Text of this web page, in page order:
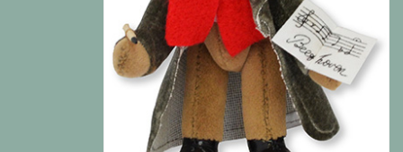
Stringlies
Alle Produkte anzeigen